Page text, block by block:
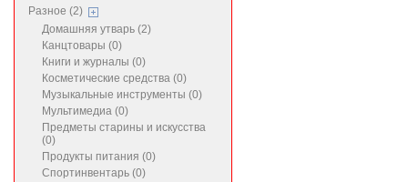
Разное (2)
Домашняя утварь (2)
Канцтовары (0)
Книги и журналы (0)
Косметические средства (0)
Музыкальные инструменты (0)
Мультимедиа (0)
Предметы старины и искусства
(0)
Продукты питания (0)
Спортинвентарь (0)